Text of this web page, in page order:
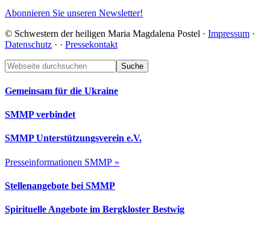
Abonnieren Sie unseren Newsletter!
© Schwestern der heiligen Maria Magdalena Postel · Impressum ·
Datenschutz · · Pressekontakt
Footer
Webseite
durchsuchen
Gemeinsam für die Ukraine
SMMP verbindet
SMMP Unterstützungsverein e.V.
Presseinformationen SMMP »
Stellenangebote bei SMMP
Spirituelle Angebote im Bergkloster Bestwig